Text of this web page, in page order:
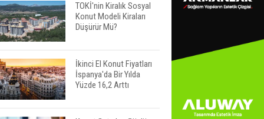
TOKİ'nin Kiralık Sosyal
Konut Modeli Kiraları
Düşürür Mü?
İkinci El Konut Fiyatları
İspanya'da Bir Yılda
Yüzde 16,2 Arttı